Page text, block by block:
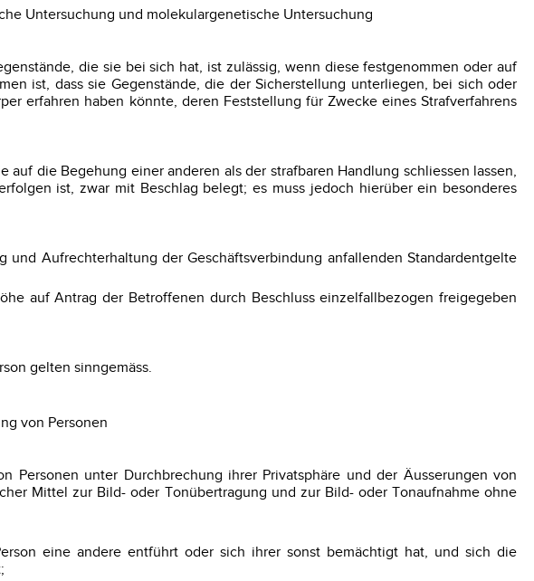
Untersuchung und molekulargenetische Untersuchung
die sie bei sich hat, ist zulässig, wenn diese festgenommen oder auf
ist, dass sie Gegenstände, die der Sicherstellung unterliegen, bei sich oder
erfahren haben könnte, deren Feststellung für Zwecke eines Strafverfahrens
die Begehung einer anderen als der strafbaren Handlung schliessen lassen,
ist, zwar mit Beschlag belegt; es muss jedoch hierüber ein besonderes
Aufrechterhaltung der Geschäftsverbindung anfallenden Standardentgelte
auf Antrag der Betroffenen durch Beschluss einzelfallbezogen freigegeben
gelten sinngemäss.
von Personen
Personen unter Durchbrechung ihrer Privatsphäre und der Äusserungen von
Mittel zur Bild- oder Tonübertragung und zur Bild- oder Tonaufnahme ohne
eine andere entführt oder sich ihrer sonst bemächtigt hat, und sich die